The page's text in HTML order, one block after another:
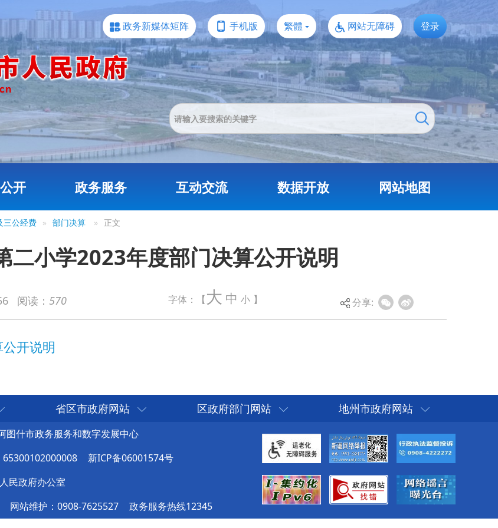
政务新媒体矩阵 手机版 繁體 网站无障碍 登录
开 政务服务 互动交流 数据开放 网站地图
三公经费 » 部门决算 » 正文
二小学2023年度部门决算公开说明
阅读： 570 字体：【大 中 小 】 分享:
省区市政府网站 区政府部门网站 地州市政府网站
图什市政务服务和数字发展中心
新ICP备06001574号
民政府办公室
网站维护：0908-7625527 政务服务热线12345